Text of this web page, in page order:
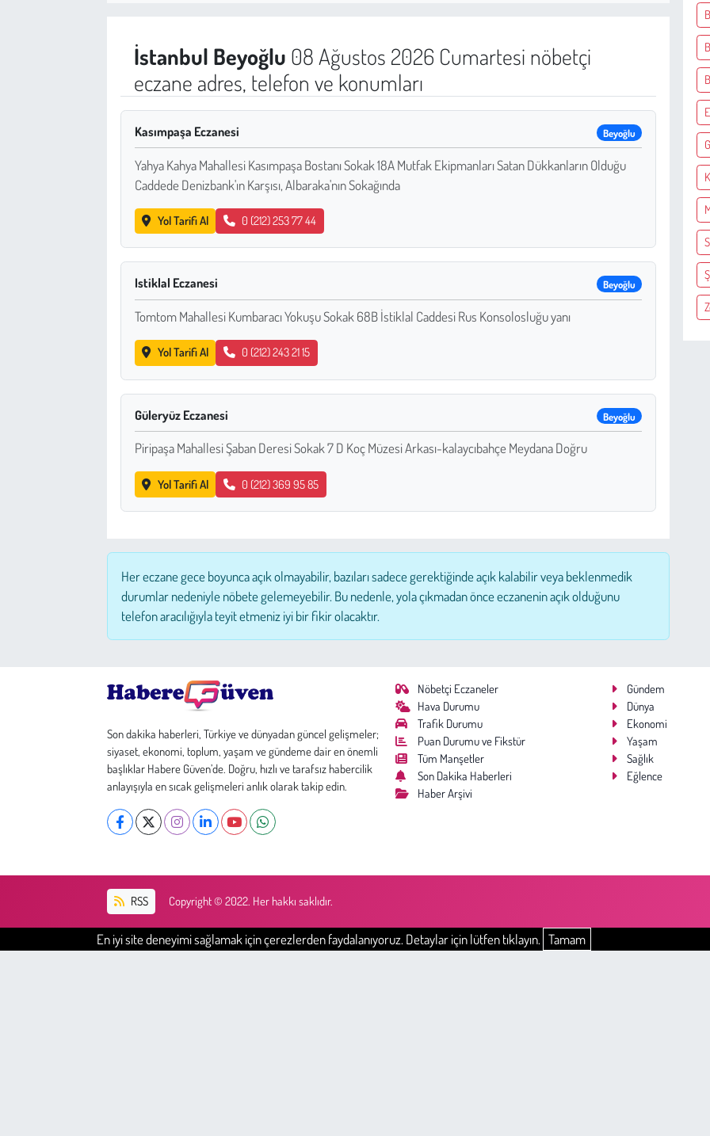
İstanbul Beyoğlu 08 Ağustos 2026 Cumartesi nöbetçi
eczane adres, telefon ve konumları
Kasımpaşa Eczanesi Beyoğlu
Yahya Kahya Mahallesi Kasımpaşa Bostanı Sokak 18A Mutfak Ekipmanları Satan Dükkanların Olduğu
Caddede Denizbank'ın Karşısı, Albaraka'nın Sokağında
Yol Tarifi Al 0 (212) 253 77 44
Istiklal Eczanesi Beyoğlu
Tomtom Mahallesi Kumbaracı Yokuşu Sokak 68B İstiklal Caddesi Rus Konsolosluğu yanı
Yol Tarifi Al 0 (212) 243 21 15
Güleryüz Eczanesi Beyoğlu
Piripaşa Mahallesi Şaban Deresi Sokak 7 D Koç Müzesi Arkası-kalaycıbahçe Meydana Doğru
Yol Tarifi Al 0 (212) 369 95 85
Her eczane gece boyunca açık olmayabilir, bazıları sadece gerektiğinde açık kalabilir veya beklenmedik
durumlar nedeniyle nöbete gelemeyebilir. Bu nedenle, yola çıkmadan önce eczanenin açık olduğunu
telefon aracılığıyla teyit etmeniz iyi bir fikir olacaktır.
Son dakika haberleri, Türkiye ve dünyadan güncel gelişmeler;
siyaset, ekonomi, toplum, yaşam ve gündeme dair en önemli
başlıklar Habere Güven’de. Doğru, hızlı ve tarafsız habercilik
anlayışıyla en sıcak gelişmeleri anlık olarak takip edin.
Nöbetçi Eczaneler
Hava Durumu
Trafik Durumu
Puan Durumu ve Fikstür
Tüm Manşetler
Son Dakika Haberleri
Haber Arşivi
Gündem
Dünya
Ekonomi
Yaşam
Sağlık
Eğlence
RSS Copyright © 2022. Her hakkı saklıdır.
En iyi site deneyimi sağlamak için çerezlerden faydalanıyoruz. Detaylar için lütfen tıklayın. Tamam